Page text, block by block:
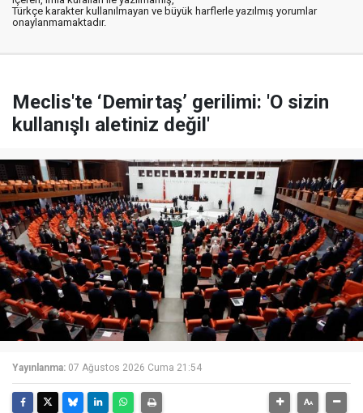
Türkçe karakter kullanılmayan ve büyük harflerle yazılmış yorumlar
onaylanmamaktadır.
Meclis'te ‘Demirtaş’ gerilimi: 'O sizin
kullanışlı aletiniz değil'
Yayınlanma: 07 Ağustos 2026 Cuma 21:54